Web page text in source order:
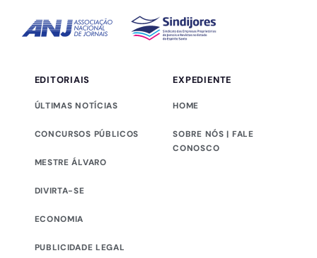
EDITORIAIS
ÚLTIMAS NOTÍCIAS
CONCURSOS PÚBLICOS
MESTRE ÁLVARO
DIVIRTA-SE
ECONOMIA
PUBLICIDADE LEGAL
EXPEDIENTE
HOME
SOBRE NÓS | FALE
CONOSCO